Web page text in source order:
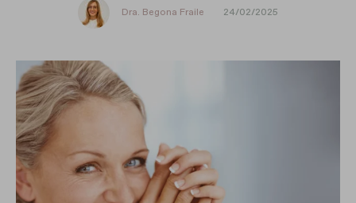
Dra. Begona Fraile 24/02/2025